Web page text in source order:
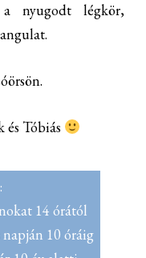
nyugodt légkör,
Tóbiás
14 órától
10 óráig